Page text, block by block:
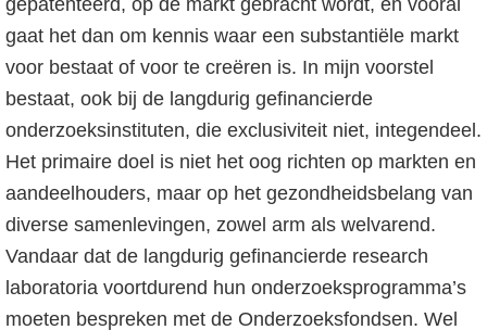
gepatenteerd, op de markt gebracht wordt, en vooral
gaat het dan om kennis waar een substantiële markt
voor bestaat of voor te creëren is. In mijn voorstel
bestaat, ook bij de langdurig gefinancierde
onderzoeksinstituten, die exclusiviteit niet, integendeel.
Het primaire doel is niet het oog richten op markten en
aandeelhouders, maar op het gezondheidsbelang van
diverse samenlevingen, zowel arm als welvarend.
Vandaar dat de langdurig gefinancierde research
laboratoria voortdurend hun onderzoeksprogramma’s
moeten bespreken met de Onderzoeksfondsen. Wel